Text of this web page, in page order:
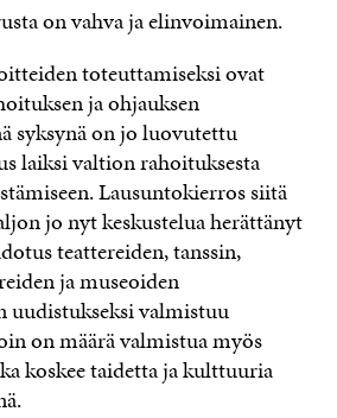
on vahva ja elinvoimainen.
toteuttamiseksi ovat
ja ohjauksen
syksynä on jo luovutettu
laiksi valtion rahoituksesta
Lausuntokierros siitä
jo nyt keskustelua herättänyt
teattereiden, tanssin,
ja museoiden
uudistukseksi valmistuu
on määrä valmistua myös
koskee taidetta ja kulttuuria